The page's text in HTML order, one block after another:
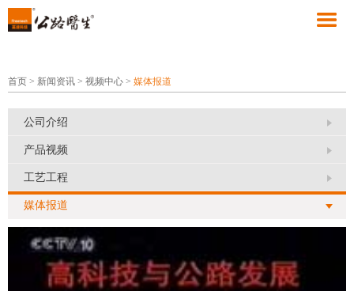
首页 > 新闻资讯 > 视频中心 > 媒体报道
公司介绍
产品视频
工艺工程
媒体报道